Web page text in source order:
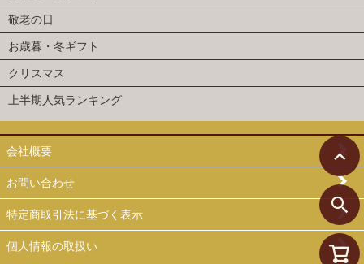
敬老の日
お歳暮・冬ギフト
クリスマス
上半期人気ランキング
会社概要
お問い合わせ
特定商取引法に基づく表示
個人情報の取扱い